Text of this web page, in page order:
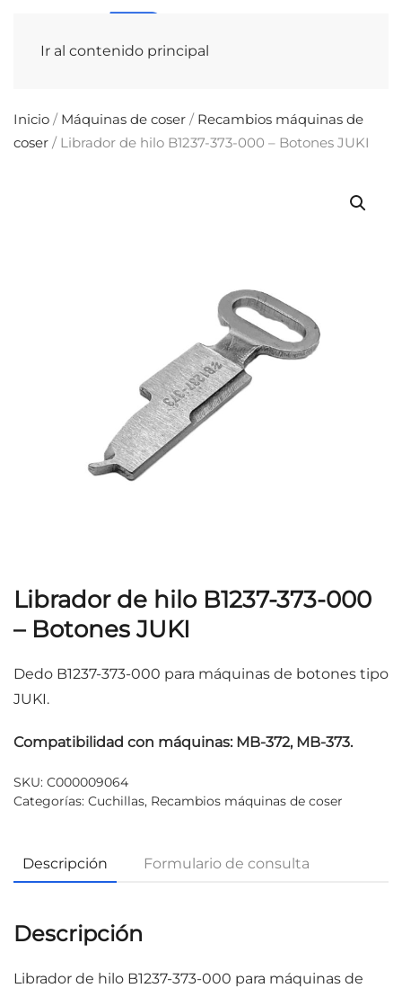
Ir al contenido principal
Inicio / Máquinas de coser / Recambios máquinas de
coser / Librador de hilo B1237-373-000 – Botones JUKI
Librador de hilo B1237-373-000
– Botones JUKI
Dedo B1237-373-000 para máquinas de botones tipo
JUKI.
Compatibilidad con máquinas: MB-372, MB-373.
SKU: C000009064
Categorías: Cuchillas, Recambios máquinas de coser
Descripción Formulario de consulta
Descripción
Librador de hilo B1237-373-000 para máquinas de